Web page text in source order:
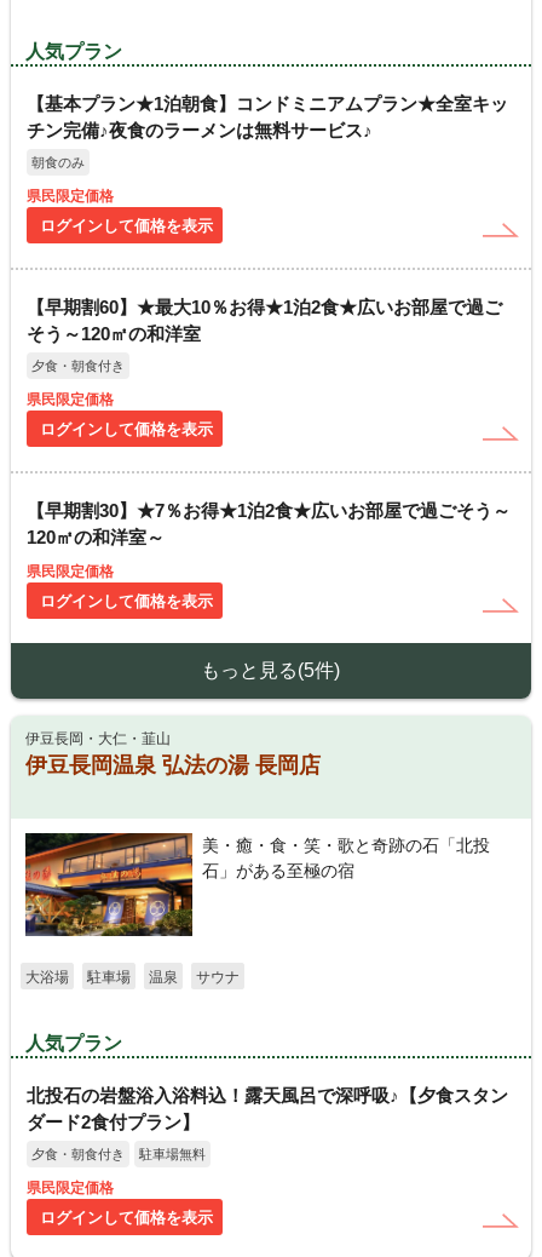
人気プラン
【基本プラン★1泊朝食】コンドミニアムプラン★全室キッ
チン完備♪夜食のラーメンは無料サービス♪
朝食のみ
県民限定価格
ログインして価格を表示
【早期割60】★最大10％お得★1泊2食★広いお部屋で過ご
そう～120㎡の和洋室
夕食・朝食付き
県民限定価格
ログインして価格を表示
【早期割30】★7％お得★1泊2食★広いお部屋で過ごそう～
120㎡の和洋室～
県民限定価格
ログインして価格を表示
もっと見る(5件)
伊豆長岡・大仁・韮山
伊豆長岡温泉 弘法の湯 長岡店
美・癒・食・笑・歌と奇跡の石「北投
石」がある至極の宿
大浴場 駐車場 温泉 サウナ
人気プラン
北投石の岩盤浴入浴料込！露天風呂で深呼吸♪【夕食スタン
ダード2食付プラン】
夕食・朝食付き 駐車場無料
県民限定価格
ログインして価格を表示